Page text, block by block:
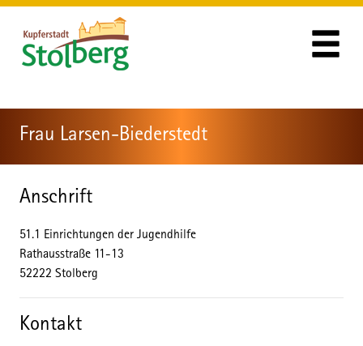
Zum Hauptinhalt springen
Zum Header
Zum Hauptinhalt
Zum Footer
Frau Larsen-Biederstedt
Anschrift
51.1 Einrichtungen der Jugendhilfe
Rathausstraße 11-13
52222 Stolberg
Kontakt